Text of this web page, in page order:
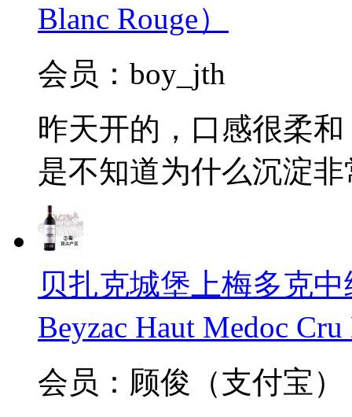
Blanc Rouge）
会员：boy_jth
昨天开的，口感很柔
是不知道为什么沉淀非
贝扎克城堡上梅多克
Beyzac Haut Medoc
会员：顾俊（支付宝）